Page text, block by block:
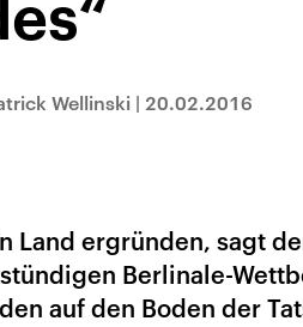
Wellinski | 20.02.2016
Land ergründen, sagt
Berlinale-
auf den Boden der